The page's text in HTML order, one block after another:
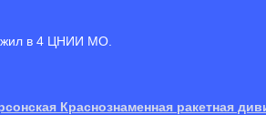
в 4 ЦНИИ МО.
Краснознаменная ракетная